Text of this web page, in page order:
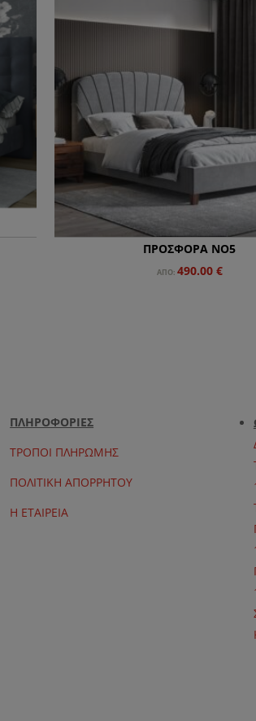
ΠΡΟΣΦΟΡΑ NO5
ΑΠΌ: 490.00 €
ΠΛΗΡΟΦΟΡΙΕΣ
ΤΡΟΠΟΙ ΠΛΗΡΩΜΗΣ
ΠΟΛΙΤΙΚΗ ΑΠΟΡΡΗΤΟΥ
Η ΕΤΑΙΡΕΙΑ